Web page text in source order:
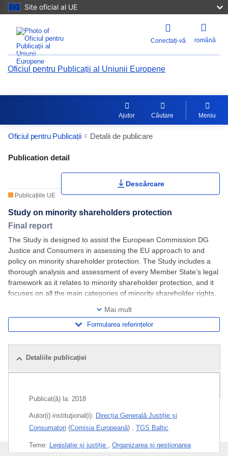
Site oficial al UE
Conectați-vă română
Oficiul pentru Publicații al Uniunii Europene
Ajutor Căutare Meniu
Oficiul pentru Publicații Detalii de publicare
Publication Detail Actions Portlet
Evaluarea utilizatorilor
Publication detail
Publicațiile UE
Descărcare
Study on minority shareholders protection
Final report
The Study is designed to assist the European Commission DG
Justice and Consumers in assessing the EU approach to and
policy on minority shareholder protection. The Study includes a
thorough analysis and assessment of every Member State’s legal
framework as it relates to minority shareholder protection, and it
focuses on all the main categories of minority shareholder rights,
Mai mult
Formularea referințelor
Detaliile publicaţiei
Publicat(ă) la: 2018
Autor(i) instituţional(i): Direcția Generală Justiție și
Consumatori (Comisia Europeană) , TGS Baltic
Teme: Legislație și justiție , Organizarea și gestionarea